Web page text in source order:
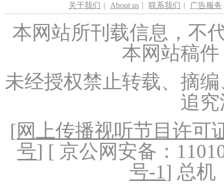
关于我们 | About us | 联系我们 | 广告服务
本网站所刊载信息，不
本网站稿
未经授权禁止转载、摘
追
[网上传播视听节目许可
号] [ 京公网安备：
号-1] 总机